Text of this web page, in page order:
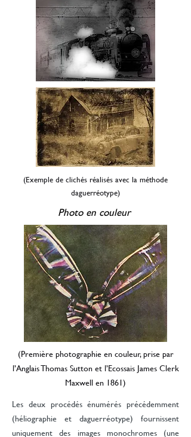
(Exemple de clichés réalisés avec la méthode
daguerréotype)
Photo en couleur
(Première photographie en couleur, prise par
l’Anglais Thomas Sutton et l’Ecossais James Clerk
Maxwell en 1861)
Les deux procédés énumérés précédemment
(héliographie et daguerréotype) fournissent
uniquement des images monochromes (une